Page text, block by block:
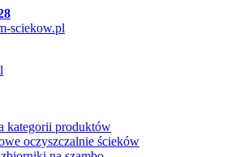
sciekow.pl
kategorii produktów
oczyszczalnie ścieków